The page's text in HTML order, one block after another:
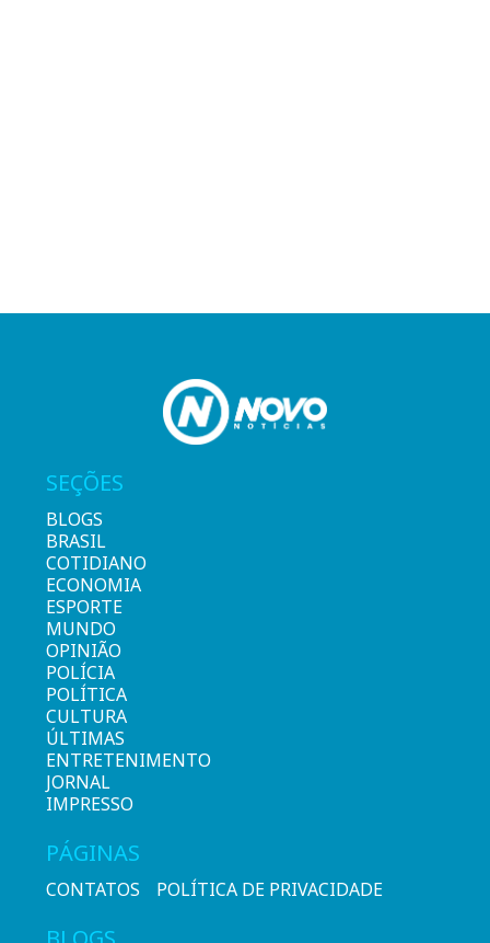
SEÇÕES
BLOGS
BRASIL
COTIDIANO
ECONOMIA
ESPORTE
MUNDO
OPINIÃO
POLÍCIA
POLÍTICA
CULTURA
ÚLTIMAS
ENTRETENIMENTO
JORNAL
IMPRESSO
PÁGINAS
CONTATOS POLÍTICA DE PRIVACIDADE